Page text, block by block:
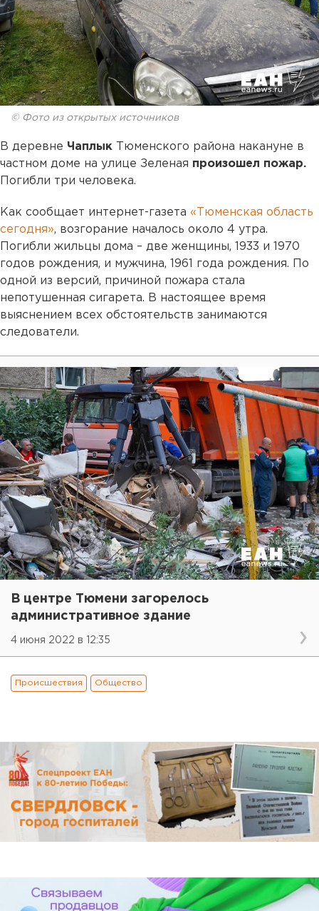
© Фото из открытых источников
В деревне Чаплык Тюменского района накануне в
частном доме на улице Зеленая произошел пожар.
Погибли три человека.
Как сообщает интернет-газета «Тюменская область
сегодня», возгорание началось около 4 утра.
Погибли жильцы дома – две женщины, 1933 и 1970
годов рождения, и мужчина, 1961 года рождения. По
одной из версий, причиной пожара стала
непотушенная сигарета. В настоящее время
выяснением всех обстоятельств занимаются
следователи.
В центре Тюмени загорелось
административное здание
4 июня 2022 в 12:35
Происшествия Общество